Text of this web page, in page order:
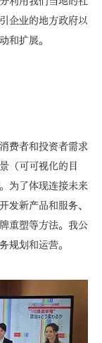
企业的地方政府以
和扩展。
费者和投资者需求
（可可视化的目
为了体现连接未来
发新产品和服务、
重塑等方法。我公
规划和运营。